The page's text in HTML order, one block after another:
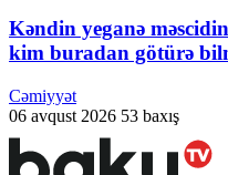
Kəndin yeganə
kim buradan götürə
Cəmiyyət
06 avqust 2026 53 baxış